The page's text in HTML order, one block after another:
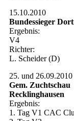
15.10.2010
Bundessieger
Ergebnis:
V4
Richter:
L. Scheider (D)
25. und 26.09.2010
Gem. Zuchtschau
Recklinghausen
Ergebnis:
1. Tag V1 CAC